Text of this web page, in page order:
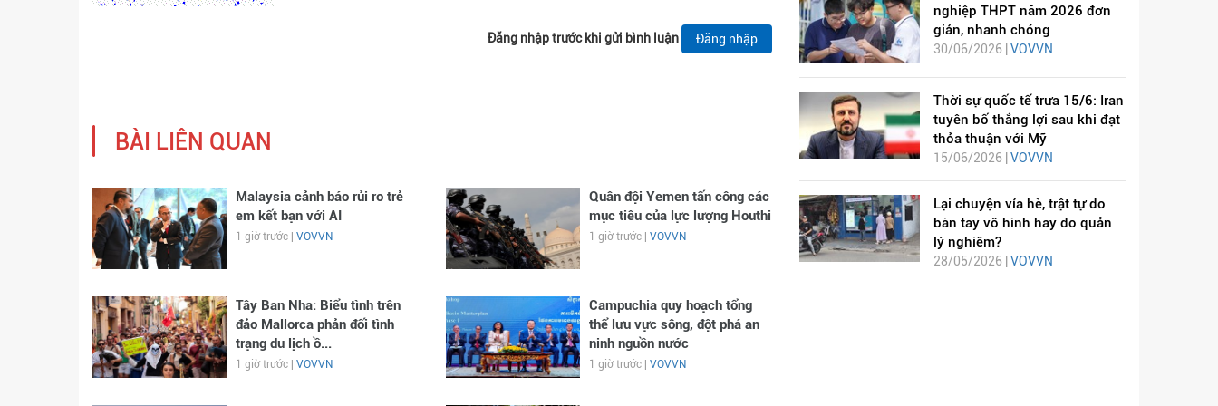
Đăng nhập trước khi gửi bình luận Đăng nhập
BÀI LIÊN QUAN
Malaysia cảnh báo rủi ro trẻ
em kết bạn với AI
1 giờ trước | VOVVN
Quân đội Yemen tấn công các
mục tiêu của lực lượng Houthi
1 giờ trước | VOVVN
Tây Ban Nha: Biểu tình trên
đảo Mallorca phản đối tình
trạng du lịch ồ...
1 giờ trước | VOVVN
Campuchia quy hoạch tổng
thể lưu vực sông, đột phá an
ninh nguồn nước
1 giờ trước | VOVVN
nghiệp THPT năm 2026 đơn
giản, nhanh chóng
30/06/2026 | VOVVN
Thời sự quốc tế trưa 15/6: Iran
tuyên bố thắng lợi sau khi đạt
thỏa thuận với Mỹ
15/06/2026 |VOVVN
Lại chuyện vỉa hè, trật tự do
bàn tay vô hình hay do quản
lý nghiêm?
28/05/2026 |VOVVN